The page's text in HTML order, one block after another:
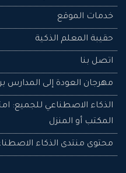
خدمات الموقع
حقيبة المعلم الذكية
اتصل بنا
مهرجان العودة إلى المدارس
الذكاء الاصطناعي للجميع:
المكتب أو المنزل
محتوى منتدى الذكاء